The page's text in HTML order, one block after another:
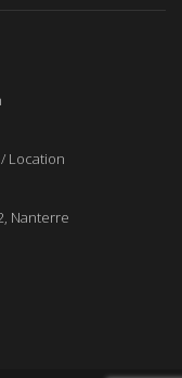
Location
Nanterre